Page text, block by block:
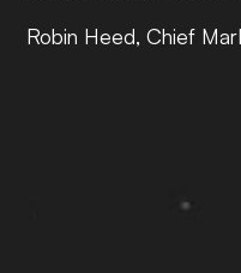
Robin Heed, Chief